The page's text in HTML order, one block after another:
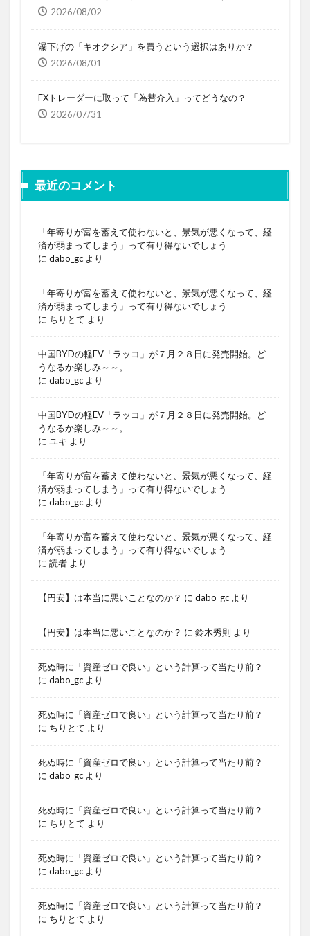
2026/08/02
瀑下げの「キオクシア」を買うという選択はありか？
2026/08/01
FXトレーダーに取って「為替介入」ってどうなの？
2026/07/31
最近のコメント
「年寄りが富を蓄えて使わないと、景気が悪くなって、経
済が弱まってしまう」って有り得ないでしょう
に dabo_gc より
「年寄りが富を蓄えて使わないと、景気が悪くなって、経
済が弱まってしまう」って有り得ないでしょう
に ちりとて より
中国BYDの軽EV「ラッコ」が７月２８日に発売開始。ど
うなるか楽しみ～～。
に dabo_gc より
中国BYDの軽EV「ラッコ」が７月２８日に発売開始。ど
うなるか楽しみ～～。
に ユキ より
「年寄りが富を蓄えて使わないと、景気が悪くなって、経
済が弱まってしまう」って有り得ないでしょう
に dabo_gc より
「年寄りが富を蓄えて使わないと、景気が悪くなって、経
済が弱まってしまう」って有り得ないでしょう
に 読者 より
【円安】は本当に悪いことなのか？ に dabo_gc より
【円安】は本当に悪いことなのか？ に 鈴木秀則 より
死ぬ時に「資産ゼロで良い」という計算って当たり前？
に dabo_gc より
死ぬ時に「資産ゼロで良い」という計算って当たり前？
に ちりとて より
死ぬ時に「資産ゼロで良い」という計算って当たり前？
に dabo_gc より
死ぬ時に「資産ゼロで良い」という計算って当たり前？
に ちりとて より
死ぬ時に「資産ゼロで良い」という計算って当たり前？
に dabo_gc より
死ぬ時に「資産ゼロで良い」という計算って当たり前？
に ちりとて より